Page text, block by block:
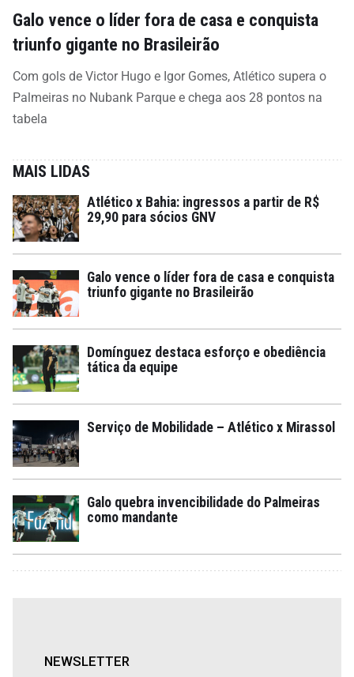
Galo vence o líder fora de casa e conquista
triunfo gigante no Brasileirão
Com gols de Victor Hugo e Igor Gomes, Atlético supera o
Palmeiras no Nubank Parque e chega aos 28 pontos na
tabela
MAIS LIDAS
Atlético x Bahia: ingressos a partir de R$
29,90 para sócios GNV
Galo vence o líder fora de casa e conquista
triunfo gigante no Brasileirão
Domínguez destaca esforço e obediência
tática da equipe
Serviço de Mobilidade – Atlético x Mirassol
Galo quebra invencibilidade do Palmeiras
como mandante
NEWSLETTER